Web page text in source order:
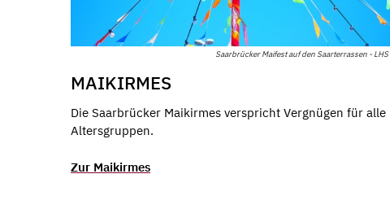
Saarbrücker Maifest auf den Saarterrassen - LHS
MAIKIRMES
Die Saarbrücker Maikirmes verspricht Vergnügen für alle
Altersgruppen.
Zur Maikirmes